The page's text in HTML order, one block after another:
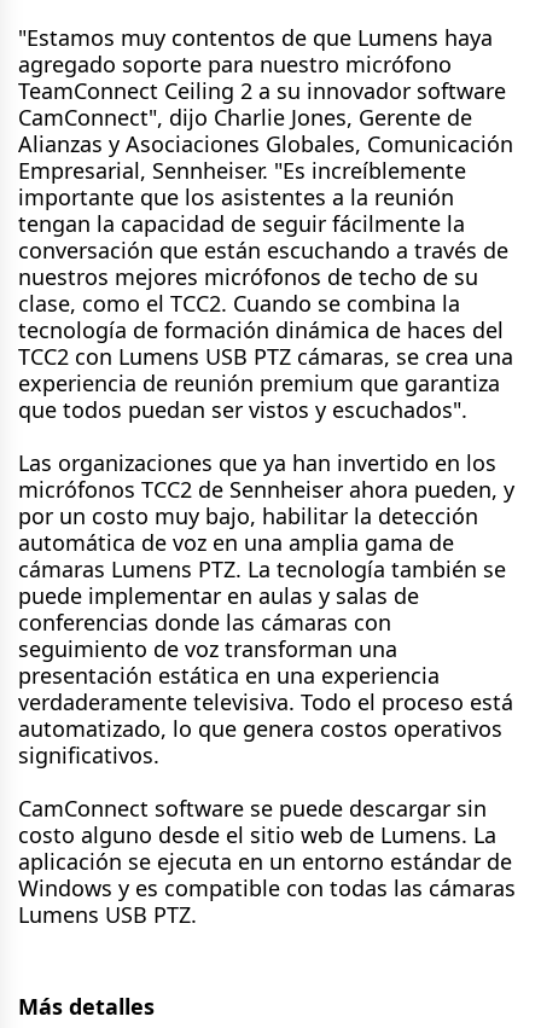
"Estamos muy contentos de que Lumens haya
agregado soporte para nuestro micrófono
TeamConnect Ceiling 2 a su innovador software
CamConnect", dijo Charlie Jones, Gerente de
Alianzas y Asociaciones Globales, Comunicación
Empresarial, Sennheiser. "Es increíblemente
importante que los asistentes a la reunión
tengan la capacidad de seguir fácilmente la
conversación que están escuchando a través de
nuestros mejores micrófonos de techo de su
clase, como el TCC2. Cuando se combina la
tecnología de formación dinámica de haces del
TCC2 con Lumens USB PTZ cámaras, se crea una
experiencia de reunión premium que garantiza
que todos puedan ser vistos y escuchados".
Las organizaciones que ya han invertido en los
micrófonos TCC2 de Sennheiser ahora pueden, y
por un costo muy bajo, habilitar la detección
automática de voz en una amplia gama de
cámaras Lumens PTZ. La tecnología también se
puede implementar en aulas y salas de
conferencias donde las cámaras con
seguimiento de voz transforman una
presentación estática en una experiencia
verdaderamente televisiva. Todo el proceso está
automatizado, lo que genera costos operativos
significativos.
CamConnect software se puede descargar sin
costo alguno desde el sitio web de Lumens. La
aplicación se ejecuta en un entorno estándar de
Windows y es compatible con todas las cámaras
Lumens USB PTZ.
Más detalles